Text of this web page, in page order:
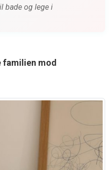
bade og lege i
familien mod